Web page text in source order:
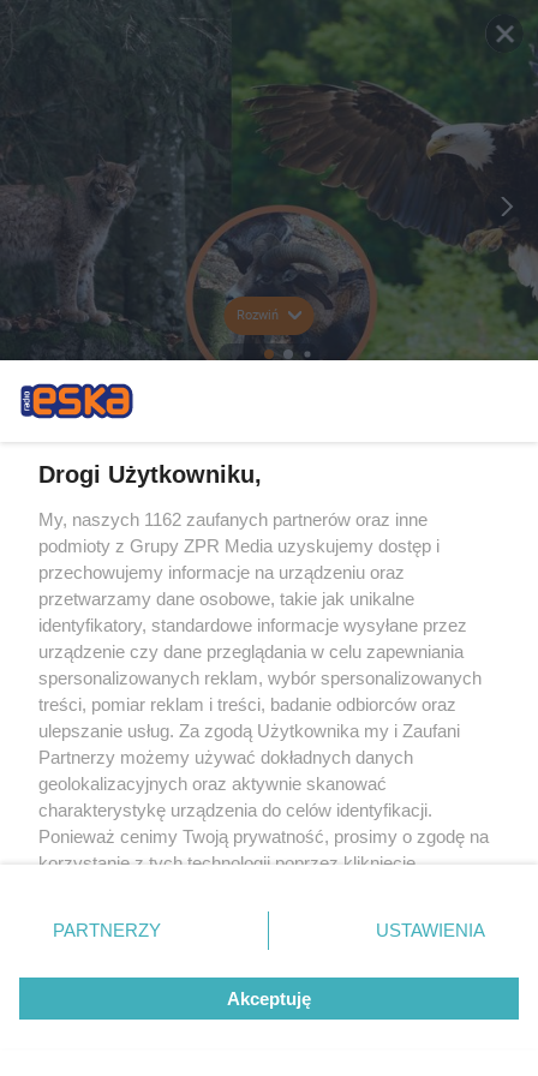
Rozwiń
Drogi Użytkowniku,
My, naszych 1162 zaufanych partnerów oraz inne
podmioty z Grupy ZPR Media uzyskujemy dostęp i
przechowujemy informacje na urządzeniu oraz
przetwarzamy dane osobowe, takie jak unikalne
identyfikatory, standardowe informacje wysyłane przez
urządzenie czy dane przeglądania w celu zapewniania
spersonalizowanych reklam, wybór spersonalizowanych
treści, pomiar reklam i treści, badanie odbiorców oraz
ulepszanie usług. Za zgodą Użytkownika my i Zaufani
Partnerzy możemy używać dokładnych danych
geolokalizacyjnych oraz aktywnie skanować
charakterystykę urządzenia do celów identyfikacji.
Ponieważ cenimy Twoją prywatność, prosimy o zgodę na
korzystanie z tych technologii poprzez kliknięcie
zmienić/wycofać klikając przycisk ustawień prywatności
znajdujący się w lewym dolnym rogu strony
rodzaje przetwarzania danych nie wymagają zgody
użytkownika, ale masz prawo sprzeciwić się takiemu
przetwarzaniu. Preferencje będą miały zastosowanie tylko
PARTNERZY USTAWIENIA
Akceptuję